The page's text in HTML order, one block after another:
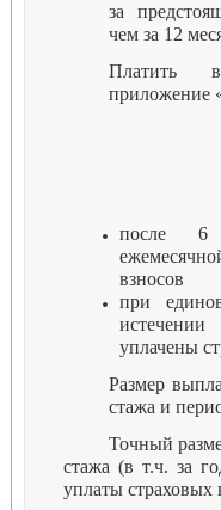
за
чем за 12
Платить
приложение
после 6
взносов
при
уплачены
Размер
стажа и
Точный
стажа (в т.ч. за
уплаты страховых